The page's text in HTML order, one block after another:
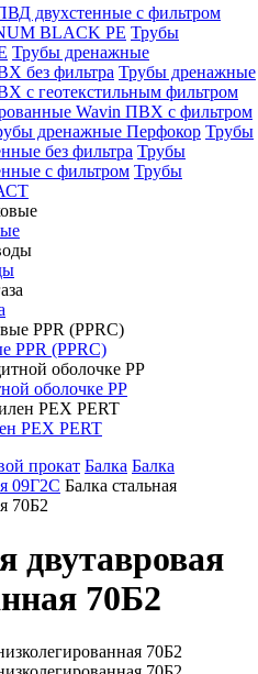
двухстенные с фильтром
BLACK PE Трубы
Трубы дренажные
без фильтра Трубы дренажные
с геотекстильным фильтром
Wavin ПВХ с фильтром
дренажные Перфокор Трубы
без фильтра Трубы
с фильтром Трубы
PPR (PPRC)
оболочке PP
PEX PERT
прокат Балка Балка
09Г2С Балка стальная
70Б2
двутавровая
70Б2